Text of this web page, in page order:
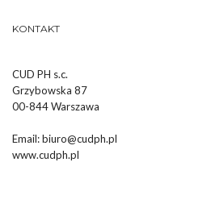
KONTAKT
CUD PH s.c.
Grzybowska 87
00-844 Warszawa
Email:biuro@cudph.pl
www.cudph.pl